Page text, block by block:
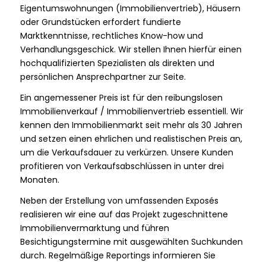
Eigentumswohnungen (Immobilienvertrieb), Häusern
oder Grundstücken erfordert fundierte
Marktkenntnisse, rechtliches Know-how und
Verhandlungsgeschick. Wir stellen Ihnen hierfür einen
hochqualifizierten Spezialisten als direkten und
persönlichen Ansprechpartner zur Seite.
Ein angemessener Preis ist für den reibungslosen
Immobilienverkauf / Immobilienvertrieb essentiell. Wir
kennen den Immobilienmarkt seit mehr als 30 Jahren
und setzen einen ehrlichen und realistischen Preis an,
um die Verkaufsdauer zu verkürzen. Unsere Kunden
profitieren von Verkaufsabschlüssen in unter drei
Monaten.
Neben der Erstellung von umfassenden Exposés
realisieren wir eine auf das Projekt zugeschnittene
Immobilienvermarktung und führen
Besichtigungstermine mit ausgewählten Suchkunden
durch. Regelmäßige Reportings informieren Sie